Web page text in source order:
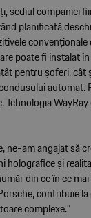
sediul companiei
planificată
poate fi instalat
pentru șoferi,
ne-am angajat să
holografice și
din ce în ce
contribuie
complexe.”